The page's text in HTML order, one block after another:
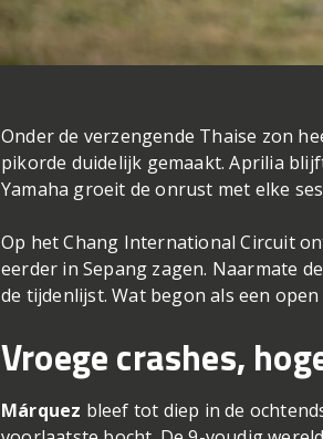
Onder de verzengende Thaise zon
pikorde duidelijk gemaakt. Aprilia
Yamaha groeit de onrust met elke
Op het Chang International Circuit
eerder in Sepang zagen. Naarmate
de tijdenlijst. Wat begon als een
Vroege crashes,
Márquez bleef tot diep in de